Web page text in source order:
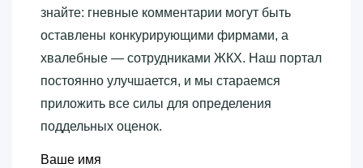
знайте: гневные комментарии могут быть
оставлены конкурирующими фирмами, а
хвалебные — сотрудниками ЖКХ. Наш портал
постоянно улучшается, и мы стараемся
приложить все силы для определения
поддельных оценок.
Ваше имя